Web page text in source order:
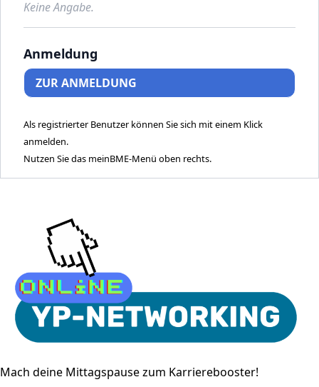
Keine Angabe.
Anmeldung
ZUR ANMELDUNG
Als registrierter Benutzer können Sie sich mit einem Klick
anmelden.
Nutzen Sie das meinBME-Menü oben rechts.
Mach deine Mittagspause zum Karrierebooster!